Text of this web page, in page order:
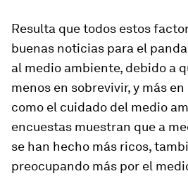
Resulta que todos estos
buenas noticias para el
al medio ambiente, debido a
menos en sobrevivir, y más
como el cuidado del medio
encuestas muestran que a
se han hecho más ricos,
preocupando más por el